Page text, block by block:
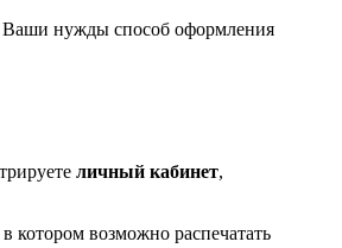
Ваши нужды способ оформления
личный кабинет,
в котором возможно распечатать